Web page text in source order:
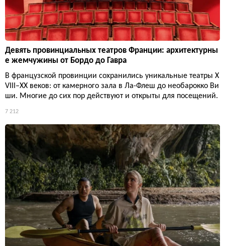
Девять провинциальных театров Франции: архитектурны
е жемчужины от Бордо до Гавра
В французской провинции сохранились уникальные театры X
VIII–XX веков: от камерного зала в Ла-Флеш до необарокко Ви
ши. Многие до сих пор действуют и открыты для посещений.
7 212